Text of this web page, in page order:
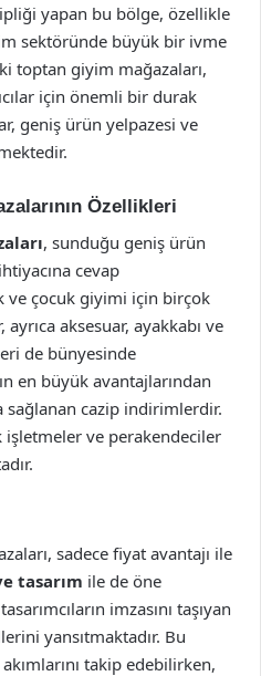
yapan bu bölge, özellikle
sektöründe büyük bir ivme
toptan giyim mağazaları,
için önemli bir durak
geniş ürün yelpazesi ve
Özellikleri
, sunduğu geniş ürün
cevap
ve çocuk giyimi için birçok
aksesuar, ayakkabı ve
de bünyesinde
en büyük avantajlarından
sağlanan cazip indirimlerdir.
ve perakendeciler
sadece fiyat avantajı ile
tasarım ile de öne
imzasını taşıyan
yansıtmaktadır. Bu
takip edebilirken,